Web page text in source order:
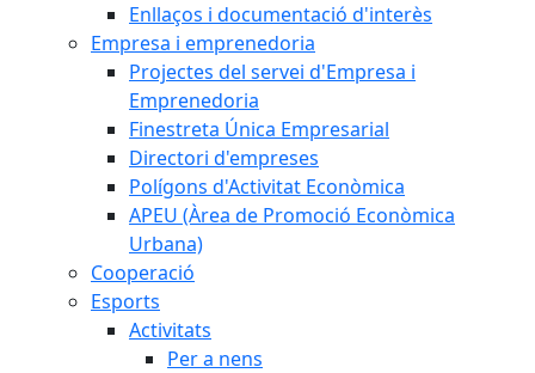
Enllaços i documentació d'interès
Empresa i emprenedoria
Projectes del servei d'Empresa i
Emprenedoria
Finestreta Única Empresarial
Directori d'empreses
Polígons d'Activitat Econòmica
APEU (Àrea de Promoció Econòmica
Urbana)
Cooperació
Esports
Activitats
Per a nens